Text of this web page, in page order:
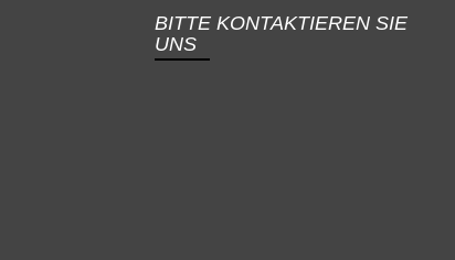
BITTE KONTAKTIEREN SIE
UNS